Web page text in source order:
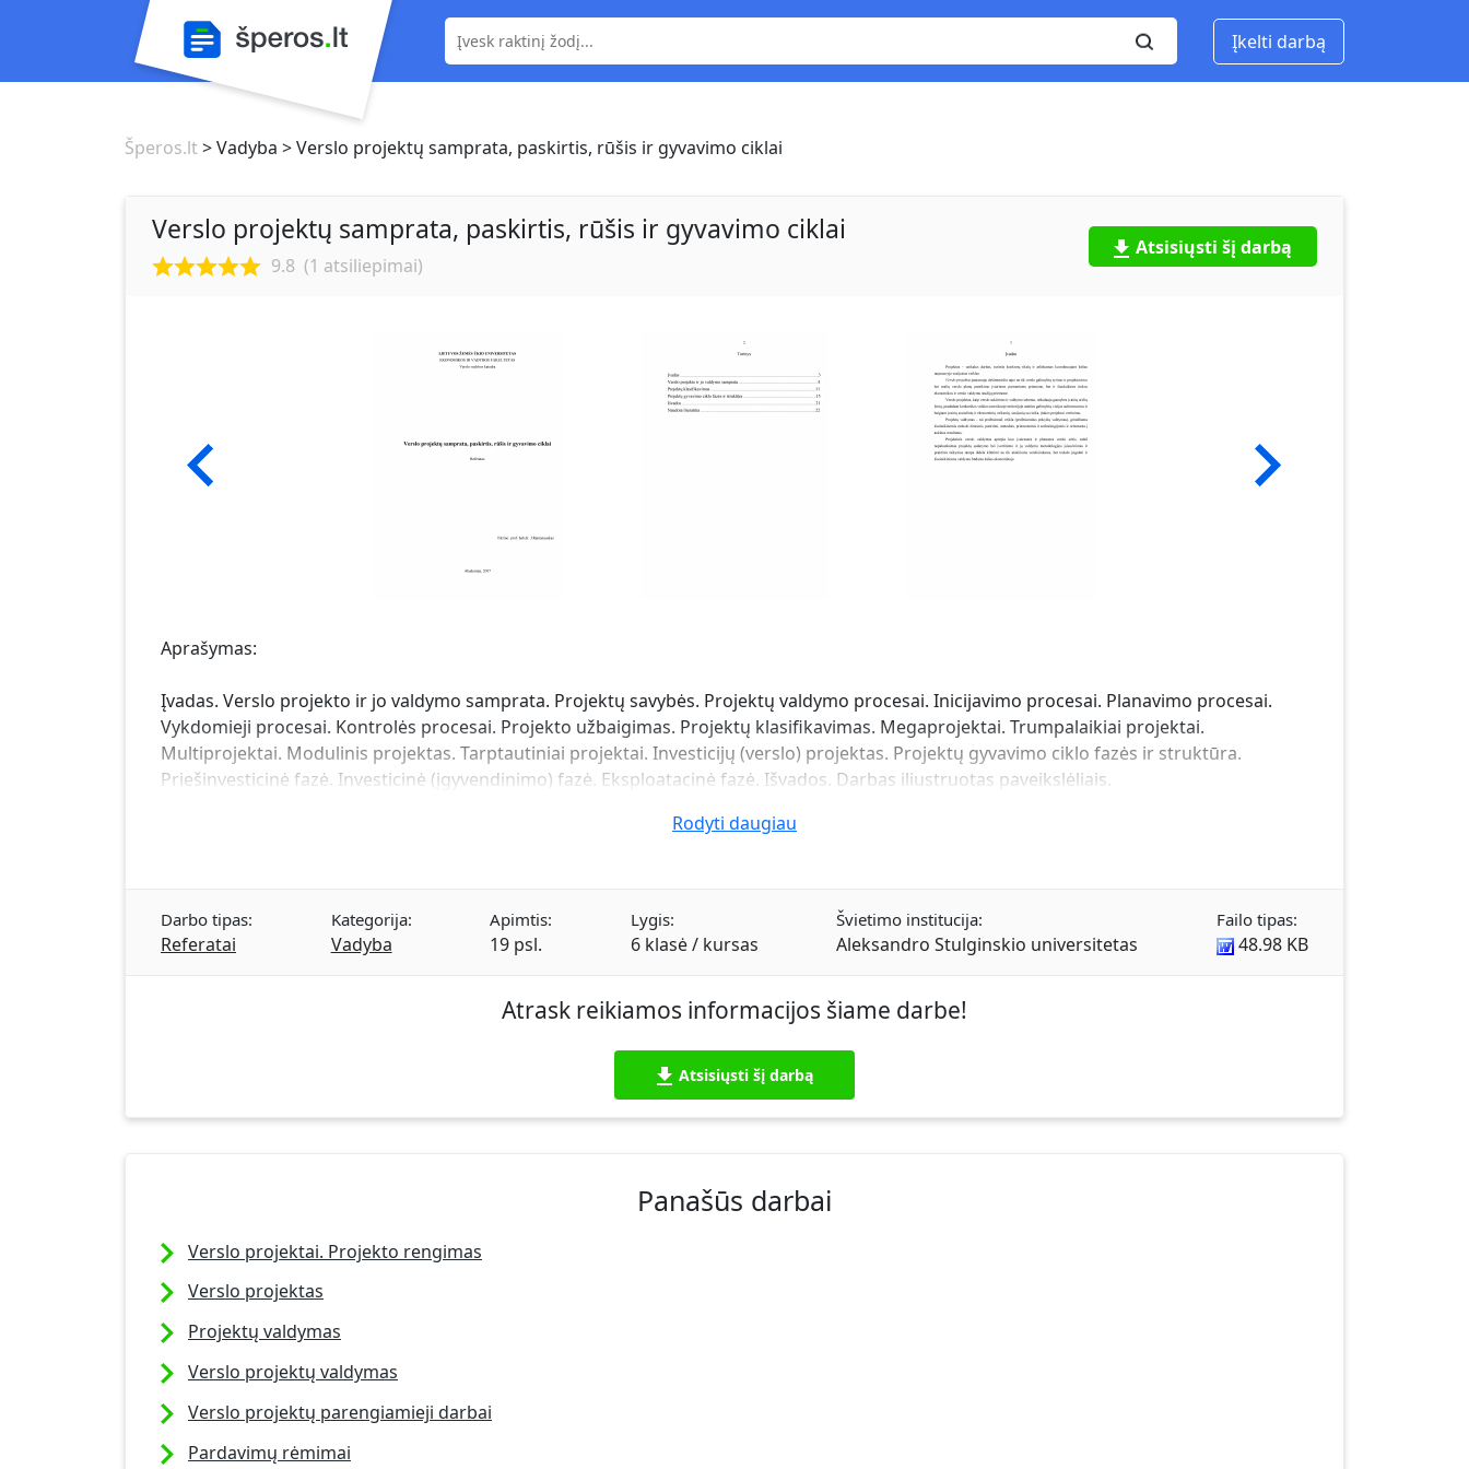
Įkelti darbą
Šperos.lt> Vadyba > Verslo projektų samprata, paskirtis, rūšis ir gyvavimo ciklai
Verslo projektų samprata, paskirtis, rūšis ir gyvavimo ciklai
9.8 (1 atsiliepimai)
Atsisiųsti šį darbą
Aprašymas:
Įvadas. Verslo projekto ir jo valdymo samprata. Projektų savybės. Projektų valdymo procesai. Inicijavimo procesai. Planavimo procesai.
Vykdomieji procesai. Kontrolės procesai. Projekto užbaigimas. Projektų klasifikavimas. Megaprojektai. Trumpalaikiai projektai.
Multiprojektai. Modulinis projektas. Tarptautiniai projektai. Investicijų (verslo) projektas. Projektų gyvavimo ciklo fazės ir struktūra.
Priešinvesticinė fazė. Investicinė (įgyvendinimo) fazė. Eksploatacinė fazė. Išvados. Darbas iliustruotas paveikslėliais.
Rodyti daugiau
Darbo tipas:
Referatai
Kategorija:
Vadyba
Apimtis:
19 psl.
Lygis:
6 klasė / kursas
Švietimo institucija:
Aleksandro Stulginskio universitetas
Failo tipas:
48.98 KB
Atrask reikiamos informacijos šiame darbe!
Atsisiųsti šį darbą
Panašūs darbai
Verslo projektai. Projekto rengimas
Verslo projektas
Projektų valdymas
Verslo projektų valdymas
Verslo projektų parengiamieji darbai
Pardavimų rėmimai